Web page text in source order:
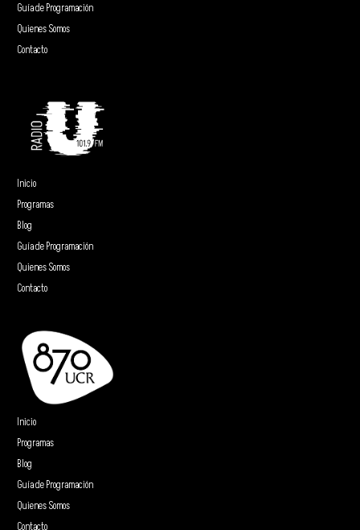
Guía de Programación
Quienes Somos
Contacto
Inicio
Programas
Blog
Guía de Programación
Quienes Somos
Contacto
Inicio
Programas
Blog
Guía de Programación
Quienes Somos